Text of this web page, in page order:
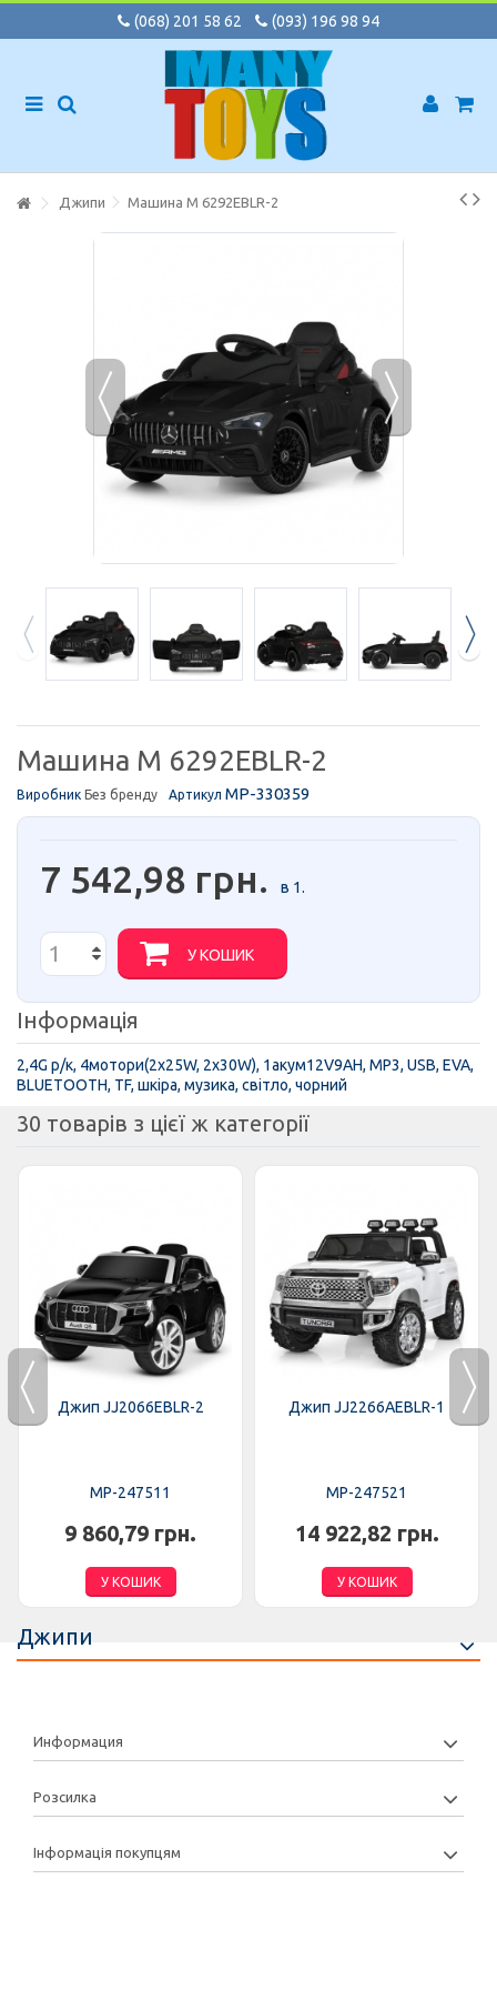
(068) 201 58 62 (093) 196 98 94
Джипи Машина M 6292EBLR-2
Машина M 6292EBLR-2
Виробник Без бренду Артикул MP-330359
7 542,98 грн. в 1.
У КОШИК
Інформація
2,4G р/к, 4мотори(2х25W, 2х30W), 1акум12V9AH, MP3, USB, EVA,
BLUETOOTH, TF, шкіра, музика, світло, чорний
30 товарів з цієї ж категорії
Джип JJ2066EBLR-2
MP-247511
9 860,79 грн.
У КОШИК
Джип JJ2266AEBLR-1
MP-247521
14 922,82 грн.
У КОШИК
Джипи
Информация
Розсилка
Інформація покупцям